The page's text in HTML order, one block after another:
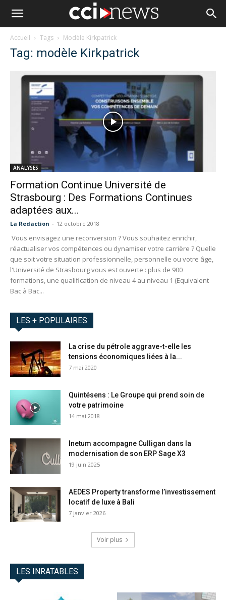
Accueil Tags Modèle Kirkpatrick
Tag: modèle Kirkpatrick
ANALYSES
Formation Continue Université de
Strasbourg : Des Formations Continues
adaptées aux...
La Redaction - 12 octobre 2018
Vous envisagez une reconversion ? Vous souhaitez enrichir,
réactualiser vos compétences ou dynamiser votre carrière ? Quelle
que soit votre situation professionnelle, personnelle ou votre âge,
l'Université de Strasbourg vous est ouverte : plus de 900
formations, une qualification de niveau 4 au niveau 1 (Equivalent
Bac à Bac...
LES + POPULAIRES
La crise du pétrole aggrave-t-elle les
tensions économiques liées à la...
7 mai 2020
Quintésens : Le Groupe qui prend soin de
votre patrimoine
14 mai 2018
Inetum accompagne Culligan dans la
modernisation de son ERP Sage X3
19 juin 2025
AEDES Property transforme l’investissement
locatif de luxe à Bali
7 janvier 2026
Voir plus
LES INRATABLES